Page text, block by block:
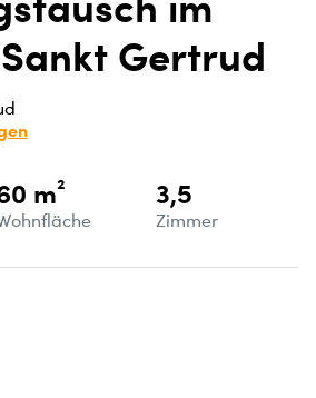
Gertrud
m² 3,5
Zimmer